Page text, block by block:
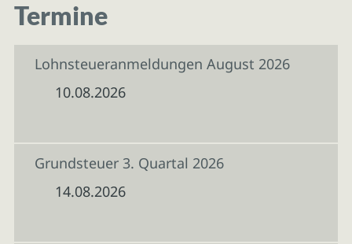
Termine
Lohnsteueranmeldungen August 2026
10.08.2026
Grundsteuer 3. Quartal 2026
14.08.2026